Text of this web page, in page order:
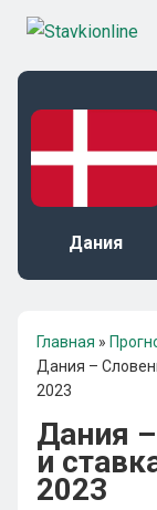
Дания
Главная »
Дания –
2023
Дания
и
2023